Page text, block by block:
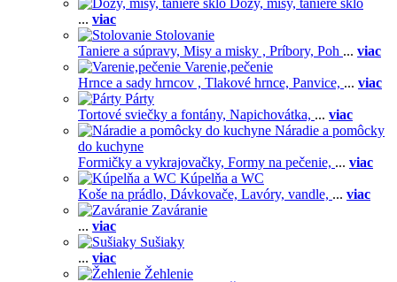
Dózy, misy, taniere sklo
... viac
Stolovanie
Taniere a súpravy, Misy a misky , Príbory, Poh ... viac
Varenie,pečenie
Hrnce a sady hrncov , Tlakové hrnce, Panvice, ... viac
Párty
Tortové sviečky a fontány, Napichovátka, ... viac
Náradie a pomôcky
do kuchyne
Formičky a vykrajovačky, Formy na pečenie, ... viac
Kúpelňa a WC
Koše na prádlo, Dávkovače, Lavóry, vandle, ... viac
Zaváranie
... viac
Sušiaky
... viac
Žehlenie